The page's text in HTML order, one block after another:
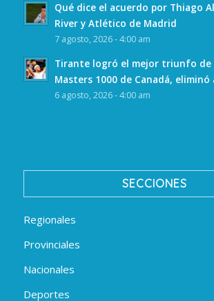
Qué dice el acuerdo por Thiago
River y Atlético de Madrid
7 agosto, 2026 - 4:00 am
Tirante logró el mejor triunfo de
Masters 1000 de Canadá, eliminó
6 agosto, 2026 - 4:00 am
SECCIONES
Regionales
Provinciales
Nacionales
Deportes